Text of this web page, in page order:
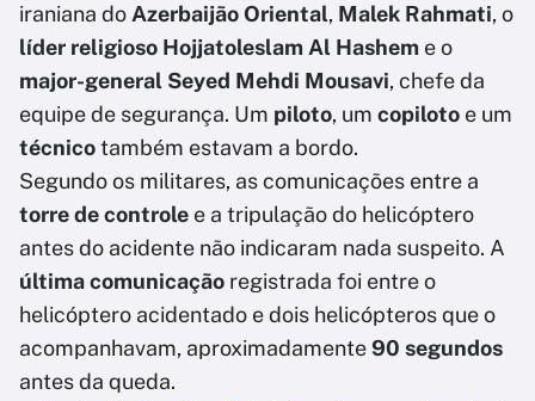
iraniana doAzerbaijão Oriental, Malek Rahmati, o
líder religioso Hojjatoleslam Al Hashem e o
major-general Seyed Mehdi Mousavi, chefe da
equipe de segurança. Um piloto, um copiloto e um
técnicotambém estavam a bordo.
Segundo os militares, as comunicações entre a
torre de controle e a tripulação do helicóptero
antes do acidente não indicaram nada suspeito. A
última comunicação registrada foi entre o
helicóptero acidentado e dois helicópteros que o
acompanhavam, aproximadamente90 segundos
antes da queda.